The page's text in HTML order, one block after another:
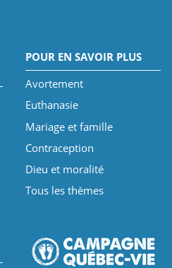
POUR EN SAVOIR PLUS
Avortement
Euthanasie
Mariage et famille
Contraception
Dieu et moralité
Tous les thèmes